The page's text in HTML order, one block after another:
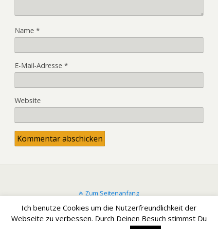
Name *
E-Mail-Adresse *
Website
Zum Seitenanfang
Mobil Desktop
Ich benutze Cookies um die Nutzerfreundlichkeit der
Webseite zu verbessen. Durch Deinen Besuch stimmst Du